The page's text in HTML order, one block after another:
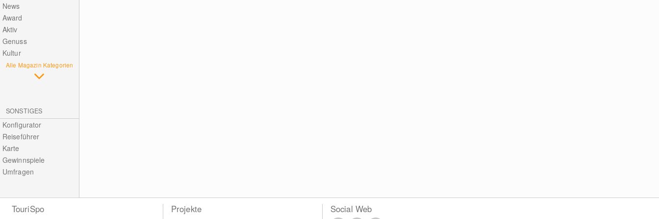
News
Award
Aktiv
Genuss
Kultur
Alle Magazin Kategorien
SONSTIGES
Konfigurator
Reiseführer
Karte
Gewinnspiele
Umfragen
TouriSpo Projekte Social Web